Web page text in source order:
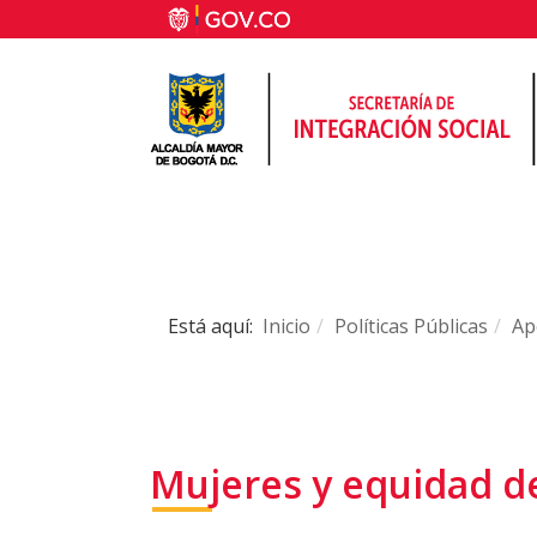
Está aquí: Inicio Políticas Públicas
Mujeres y equidad